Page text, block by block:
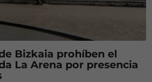
Bizkaia prohíben el
La Arena por presencia